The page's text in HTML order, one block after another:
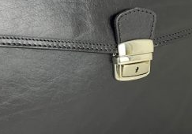
remene
pracky
remene